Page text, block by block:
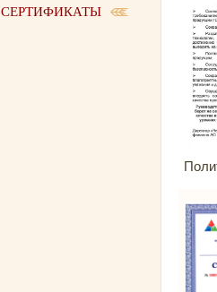
СЕРТИФИКАТЫ